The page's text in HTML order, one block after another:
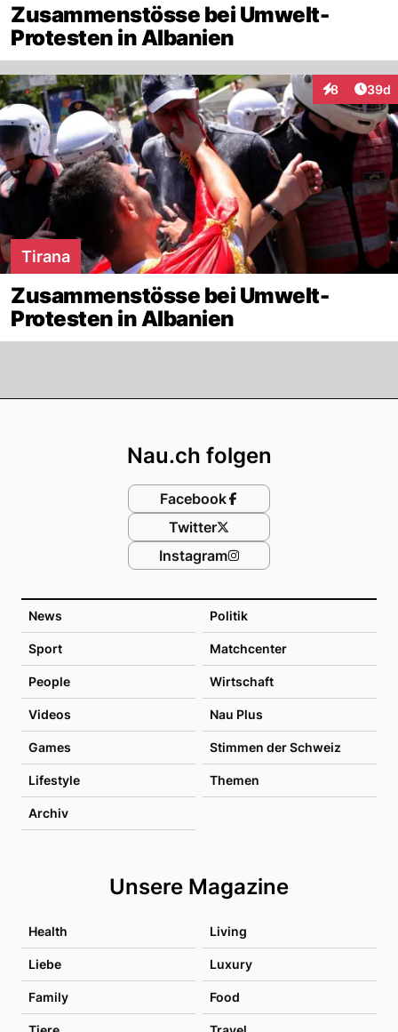
Zusammenstösse bei Umwelt-
Protesten in Albanien
8
Interaktionen
39d
Tirana
Zusammenstösse bei Umwelt-
Protesten in Albanien
News Politik
Sport Matchcenter
People Wirtschaft
Videos Nau Plus
Games Stimmen der Schweiz
Lifestyle Themen
Archiv
Unsere Magazine
Health Living
Liebe Luxury
Family Food
Nau.ch folgen
Facebook
Twitter
Instagram